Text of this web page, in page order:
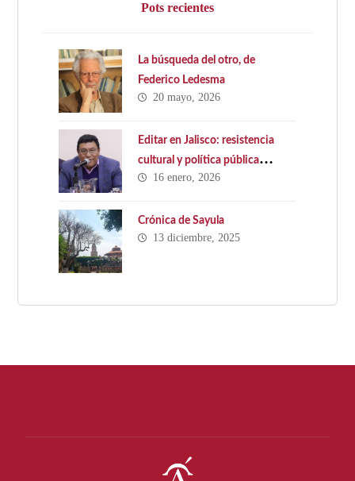
Pots recientes
La búsqueda del otro, de
Federico Ledesma
20 mayo, 2026
Editar en Jalisco: resistencia
cultural y política pública
ausente. Hacia una Ley Estatal
16 enero, 2026
Crónica de Sayula
13 diciembre, 2025